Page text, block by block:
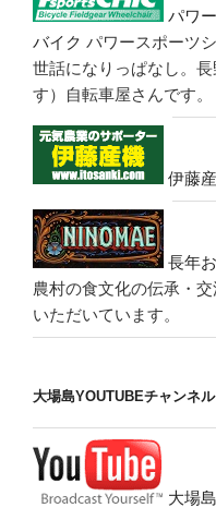
パワ
バイク パワースポーツ
世話になりっぱなし。
す）自転車屋さんです。
伊藤
長年
農村の食文化の伝承・
いただいています。
大場島YOUTUBEチャンネル
大場